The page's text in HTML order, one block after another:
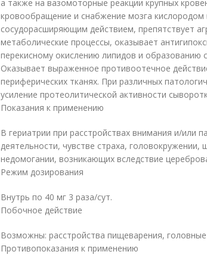
а также на вазомоторные реакции крупных
кровообращение и снабжение мозга кислородом
сосудорасширяющим действием, препятствует
метаболические процессы, оказывает
перекисному окислению липидов и
Оказывает выраженное противоотечное
периферических тканях. При различных
усиление протеолитической активности
Показания к применению
В гериатрии при расстройствах внимания и/или
деятельности, чувстве страха,
недомогании, возникающих вследствие
Режим дозирования
Внутрь по 40 мг 3 раза/сут.
Побочное действие
Возможны: расстройства пищеварения, головные
Противопоказания к применению